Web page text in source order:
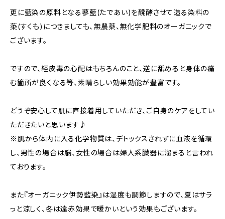
更に藍染の原料となる蓼藍(たであい)を醗酵させて造る染料の
蒅(すくも)につきましても、無農薬、無化学肥料のオーガニックで
ございます。
ですので、経皮毒の心配はもちろんのこと、逆に舐めると身体の痛
む箇所が良くなる等、素晴らしい効果効能が豊富です。
どうぞ安心して肌に直接着用していただき、ご自身のケアをしてい
ただきたいと思います♪
※肌から体内に入る化学物質は、デトックスされずに血液を循環
し、男性の場合は脳、女性の場合は婦人系臓器に溜まると言われ
ております。
また『オーガニック伊勢藍染』は湿度も調節しますので、夏はサラ
っと涼しく、冬は遠赤効果で暖かいという効果もございます。